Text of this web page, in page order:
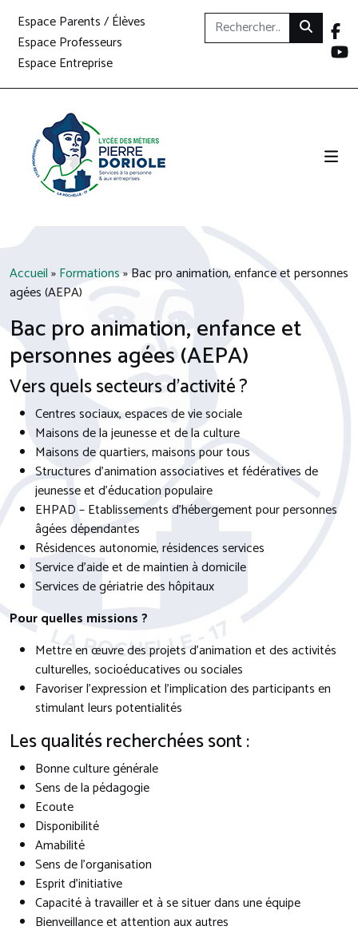
Espace Parents / Élèves
Espace Professeurs
Espace Entreprise
Accueil»Formations»Bac pro animation, enfance et personnes
agées (AEPA)
Bac pro animation, enfance et
personnes agées (AEPA)
Vers quels secteurs d’activité ?
Centres sociaux, espaces de vie sociale
Maisons de la jeunesse et de la culture
Maisons de quartiers, maisons pour tous
Structures d’animation associatives et fédératives de
jeunesse et d’éducation populaire
EHPAD – Etablissements d’hébergement pour personnes
âgées dépendantes
Résidences autonomie, résidences services
Service d’aide et de maintien à domicile
Services de gériatrie des hôpitaux
Pour quelles missions ?
Mettre en œuvre des projets d’animation et des activités
culturelles, socioéducatives ou sociales
Favoriser l’expression et l’implication des participants en
stimulant leurs potentialités
Les qualités recherchées sont :
Bonne culture générale
Sens de la pédagogie
Ecoute
Disponibilité
Amabilité
Sens de l’organisation
Esprit d’initiative
Capacité à travailler et à se situer dans une équipe
Bienveillance et attention aux autres